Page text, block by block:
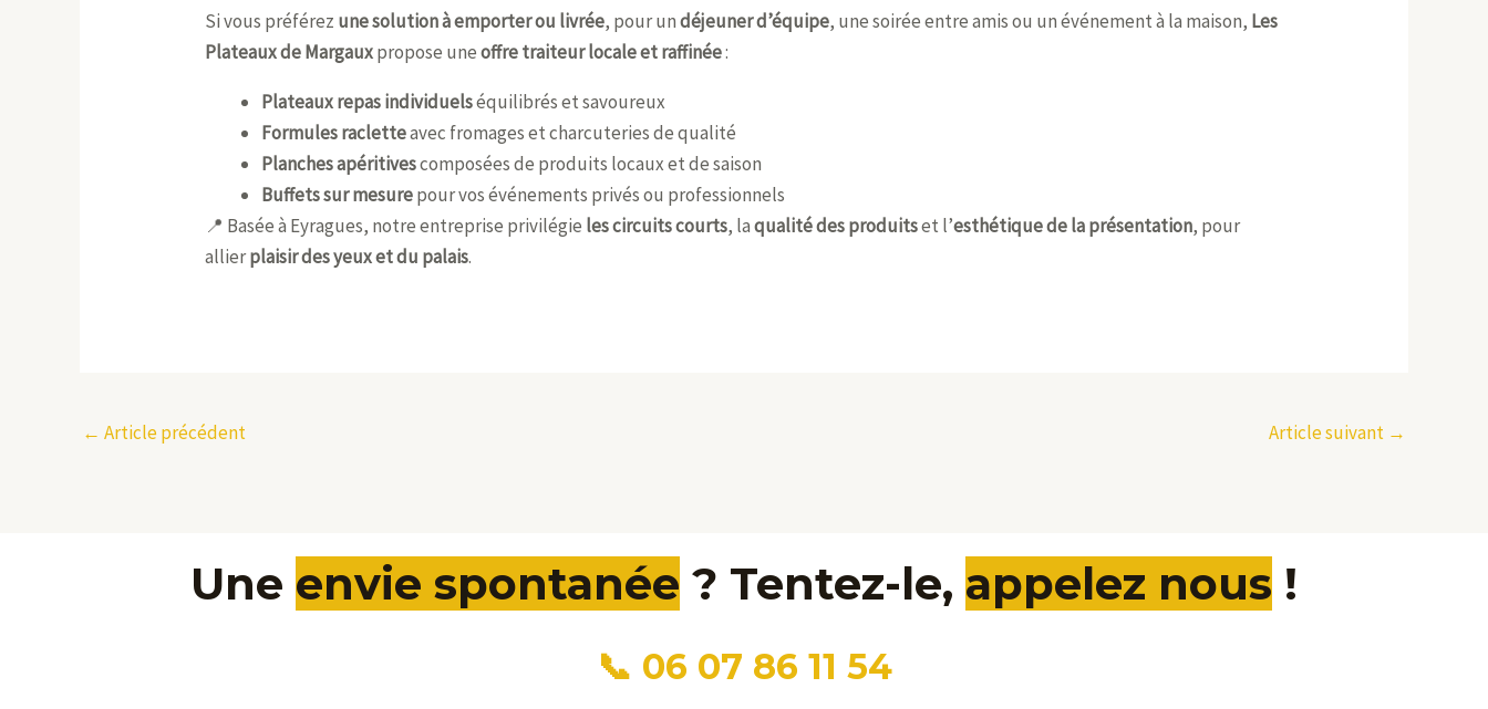
Si vous préférez une solution à emporter ou livrée, pour undéjeuner d’équipe, une soirée entre amis ou un événement à la maison, Les
Plateaux de Margauxpropose uneoffre traiteur locale et raffinée:
Plateaux repas individuelséquilibrés et savoureux
Formules racletteavec fromages et charcuteries de qualité
Planches apéritivescomposées de produits locaux et de saison
Buffets sur mesurepour vos événements privés ou professionnels
📍 Basée à Eyragues, notre entreprise privilégie les circuits courts, laqualité des produitset l’esthétique de la présentation, pour
allierplaisir des yeux et du palais.
← Article précédent Article suivant →
Une envie spontanée ? Tentez-le, appelez nous !
📞 06 07 86 11 54